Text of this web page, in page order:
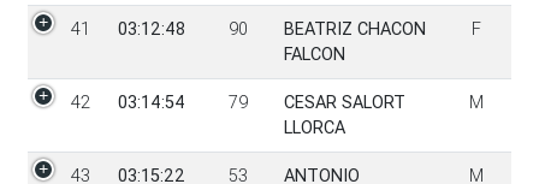
41 03:12:48 90
BEATRIZ CHACON
FALCON
F
42 03:14:54 79
CESAR SALORT
LLORCA
M
43 03:15:22 53 ANTONIO M